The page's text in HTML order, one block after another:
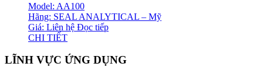
Model: AA100
Hãng: SEAL ANALYTICAL – Mỹ
Giá: Liên hệ Đọc tiếp
CHI TIẾT
LĨNH VỰC ỨNG DỤNG